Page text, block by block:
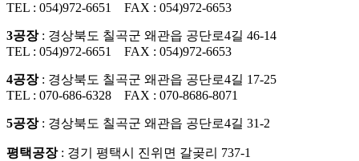
TEL : 054)972-6651 FAX : 054)972-6653
3공장: 경상북도 칠곡군 왜관읍 공단로4길 46-14
TEL : 054)972-6651 FAX : 054)972-6653
4공장: 경상북도 칠곡군 왜관읍 공단로4길 17-25
TEL : 070-686-6328 FAX : 070-8686-8071
5공장: 경상북도 칠곡군 왜관읍 공단로4길 31-2
평택공장: 경기 평택시 진위면 갈곶리 737-1